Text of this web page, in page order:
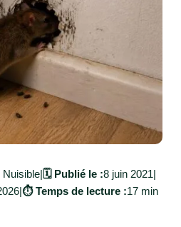
Nuisible|🗓️ Publié le :8 juin 2021|
|⏱️ Temps de lecture :17 min